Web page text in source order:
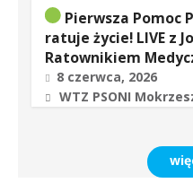
Pierwsza Pomoc
ratuje życie! LIVE z
Ratownikiem
8 czerwca, 2026
WTZ PSONI